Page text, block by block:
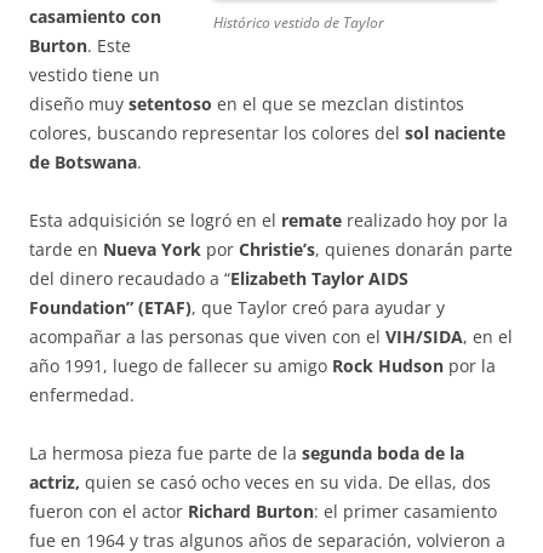
Histórico vestido de Taylor
casamiento con
Burton. Este
vestido tiene un
diseño muy setentoso en el que se mezclan distintos
colores, buscando representar los colores del sol naciente
de Botswana.
Esta adquisición se logró en el remate realizado hoy por la
tarde en Nueva York por Christie’s, quienes donarán parte
del dinero recaudado a “Elizabeth Taylor AIDS
Foundation” (ETAF), que Taylor creó para ayudar y
acompañar a las personas que viven con el VIH/SIDA, en el
año 1991, luego de fallecer su amigo Rock Hudson por la
enfermedad.
La hermosa pieza fue parte de la segunda boda de la
actriz, quien se casó ocho veces en su vida. De ellas, dos
fueron con el actor Richard Burton: el primer casamiento
fue en 1964 y tras algunos años de separación, volvieron a